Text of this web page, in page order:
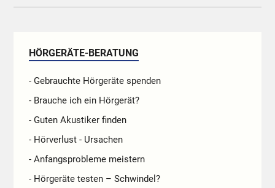
HÖRGERÄTE-BERATUNG
- Gebrauchte Hörgeräte spenden
- Brauche ich ein Hörgerät?
- Guten Akustiker finden
- Hörverlust - Ursachen
- Anfangsprobleme meistern
- Hörgeräte testen – Schwindel?